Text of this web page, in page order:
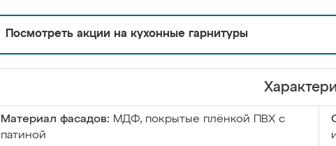
Посмотреть акции на кухонные гарнитуры
Материал фасадов: МДФ, покрытые плёнкой ПВХ с
патиной